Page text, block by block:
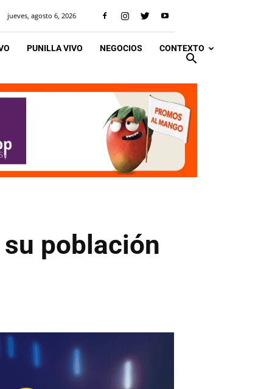
jueves, agosto 6, 2026
PUNILLA VIVO NEGOCIOS CONTEXTO
población